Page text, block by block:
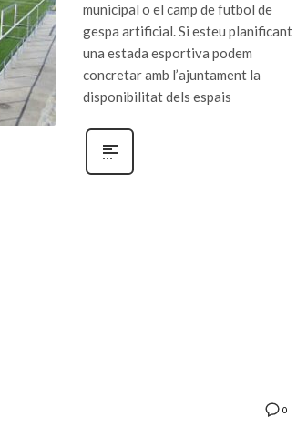
municipal o el camp de futbol de
gespa artificial. Si esteu planificant
una estada esportiva podem
concretar amb l’ajuntament la
disponibilitat dels espais
0